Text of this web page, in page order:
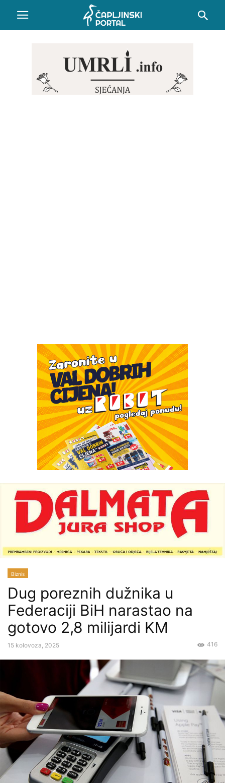
Biznis
Dug poreznih dužnika u
Federaciji BiH narastao na
gotovo 2,8 milijardi KM
15 kolovoza, 2025 416